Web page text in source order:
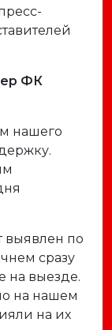
ФК
нашего
выявлен по
сразу
на выезде.
на нашем
на их